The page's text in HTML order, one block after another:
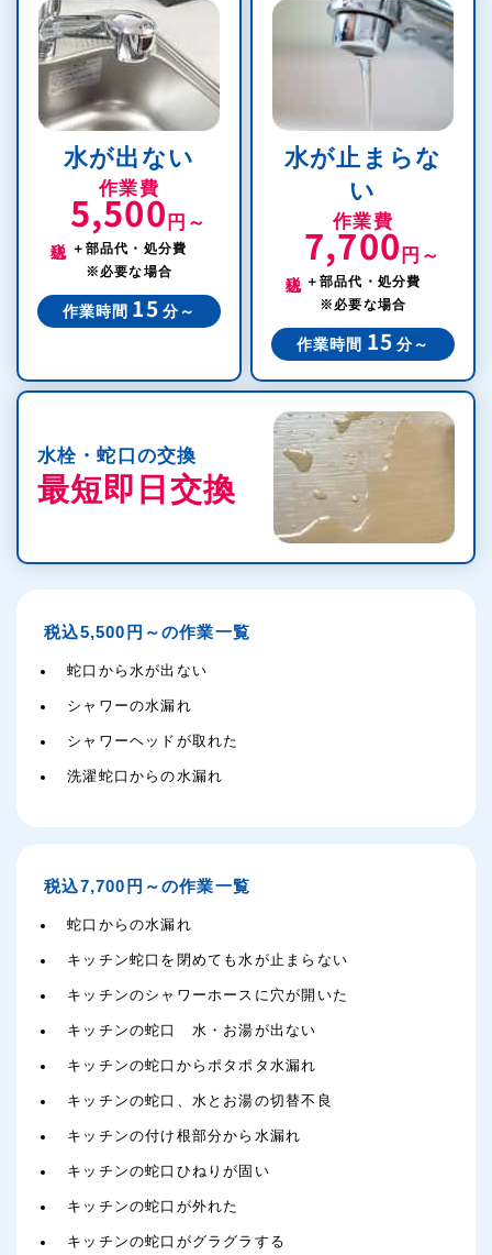
水が出ない
作業費
5,500 円～
＋部品代・処分費
※必要な場合
作業時間 15 分～
水が止まらな
い
作業費
7,700 円～
＋部品代・処分費
※必要な場合
作業時間 15 分～
水栓・蛇口の交換
最短即日交換
税込5,500円～の作業一覧
蛇口から水が出ない
シャワーの水漏れ
シャワーヘッドが取れた
洗濯蛇口からの水漏れ
税込7,700円～の作業一覧
蛇口からの水漏れ
キッチン蛇口を閉めても水が止まらない
キッチンのシャワーホースに穴が開いた
キッチンの蛇口 水・お湯が出ない
キッチンの蛇口からポタポタ水漏れ
キッチンの蛇口、水とお湯の切替不良
キッチンの付け根部分から水漏れ
キッチンの蛇口ひねりが固い
キッチンの蛇口が外れた
キッチンの蛇口がグラグラする